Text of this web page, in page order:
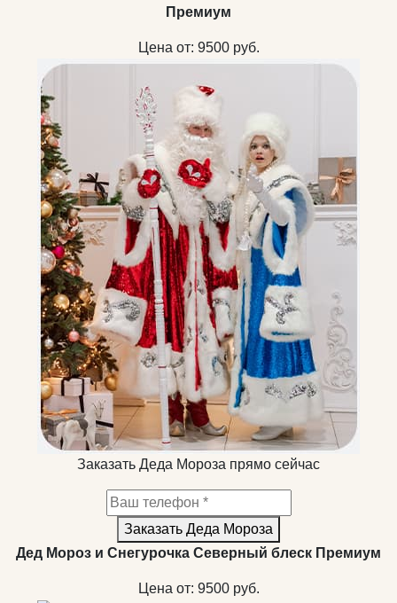
Премиум
Цена от: 9500 руб.
Заказать Деда Мороза прямо сейчас
Заказать Деда Мороза
Дед Мороз и Снегурочка Северный блеск Премиум
Цена от: 9500 руб.